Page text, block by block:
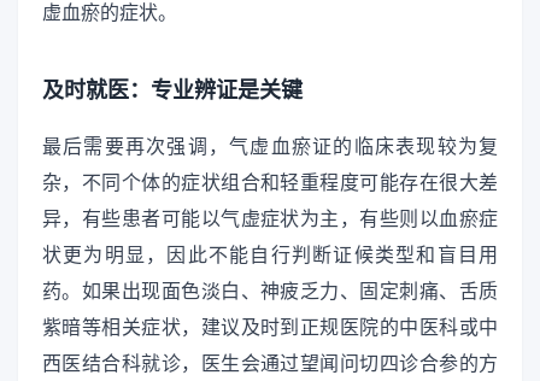
虚血瘀的症状。
及时就医：专业辨证是关键
最后需要再次强调，气虚血瘀证的临床表现较为复
杂，不同个体的症状组合和轻重程度可能存在很大差
异，有些患者可能以气虚症状为主，有些则以血瘀症
状更为明显，因此不能自行判断证候类型和盲目用
药。如果出现面色淡白、神疲乏力、固定刺痛、舌质
紫暗等相关症状，建议及时到正规医院的中医科或中
西医结合科就诊，医生会通过望闻问切四诊合参的方